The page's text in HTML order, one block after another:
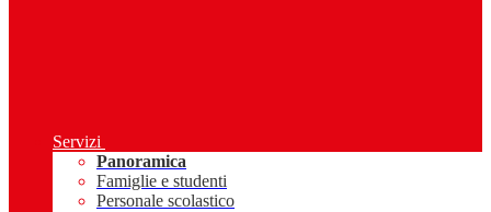
Servizi
Panoramica
Famiglie e studenti
Personale scolastico